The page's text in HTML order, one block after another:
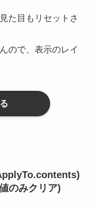
た目もリセットさ
ので、表示のレイ
のみクリア)